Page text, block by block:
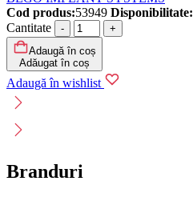
Cod produs:53949 Disponibilitate:
Cantitate
Adaugă în coș
Adăugat în coș
Adaugă în wishlist
Branduri